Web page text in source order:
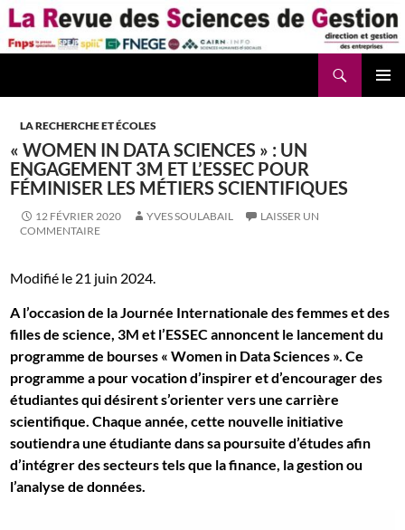
Aller
au
contenu
LA RECHERCHE ET ÉCOLES
« WOMEN IN DATA SCIENCES » : UN
ENGAGEMENT 3M ET L’ESSEC POUR
FÉMINISER LES MÉTIERS SCIENTIFIQUES
12 FÉVRIER 2020 YVES SOULABAIL
LAISSER UN
COMMENTAIRE
Modifié le 21 juin 2024.
A l’occasion de la Journée Internationale des femmes et des
filles de science, 3M et l’ESSEC annoncent le lancement du
programme de bourses « Women in Data Sciences ». Ce
programme a pour vocation d’inspirer et d’encourager des
étudiantes qui désirent s’orienter vers une carrière
scientifique. Chaque année, cette nouvelle initiative
soutiendra une étudiante dans sa poursuite d’études afin
d’intégrer des secteurs tels que la finance, la gestion ou
l’analyse de données.